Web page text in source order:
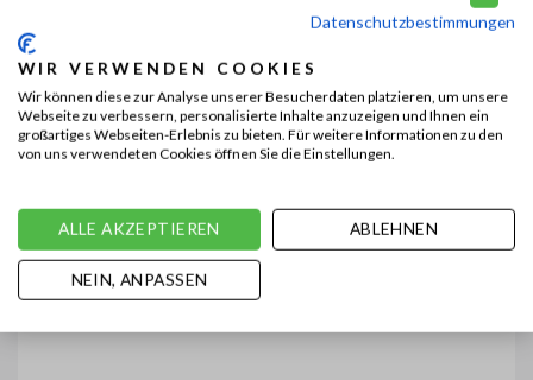
Datenschutzbestimmungen
WIR VERWENDEN COOKIES
Wir können diese zur Analyse unserer Besucherdaten platzieren, um unsere
Webseite zu verbessern, personalisierte Inhalte anzuzeigen und Ihnen ein
großartiges Webseiten-Erlebnis zu bieten. Für weitere Informationen zu den
von uns verwendeten Cookies öffnen Sie die Einstellungen.
ALLE AKZEPTIEREN ABLEHNEN
NEIN, ANPASSEN